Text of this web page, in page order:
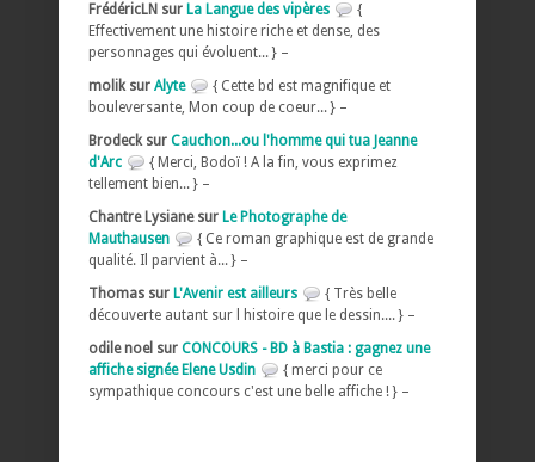
FrédéricLN sur La Langue des vipères
{
Effectivement une histoire riche et dense, des
personnages qui évoluent... } –
molik sur Alyte
{ Cette bd est magnifique et
bouleversante, Mon coup de coeur... } –
Brodeck sur Cauchon...ou l'homme qui tua Jeanne
d'Arc
{ Merci, Bodoï ! A la fin, vous exprimez
tellement bien... } –
Chantre Lysiane sur Le Photographe de
Mauthausen
{ Ce roman graphique est de grande
qualité. Il parvient à... } –
Thomas sur L'Avenir est ailleurs
{ Très belle
découverte autant sur l histoire que le dessin.... } –
odile noel sur CONCOURS - BD à Bastia : gagnez une
affiche signée Elene Usdin
{ merci pour ce
sympathique concours c'est une belle affiche ! } –